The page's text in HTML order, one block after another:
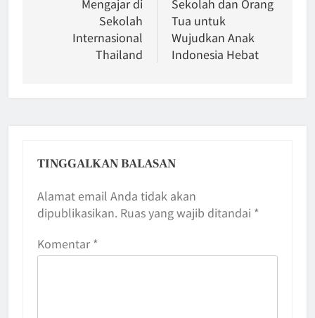
Mengajar di
Sekolah
Internasional
Thailand
Sekolah dan Orang
Tua untuk
Wujudkan Anak
Indonesia Hebat
TINGGALKAN BALASAN
Alamat email Anda tidak akan
dipublikasikan. Ruas yang wajib ditandai *
Komentar *